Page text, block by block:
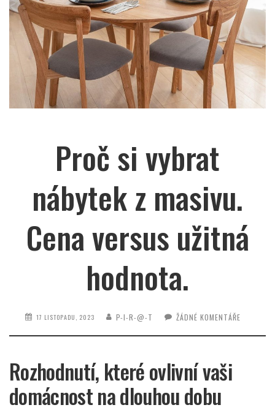
Proč si vybrat
nábytek z masivu.
Cena versus užitná
hodnota.
17 LISTOPADU, 2023 P-I-R-@-T ŽÁDNÉ KOMENTÁŘE
Rozhodnutí, které ovlivní vaši
domácnost na dlouhou dobu